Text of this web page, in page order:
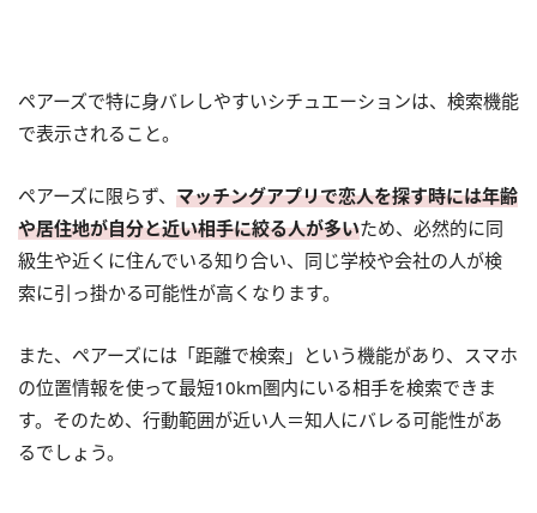
ペアーズで特に身バレしやすいシチュエーションは、検索機能
で表示されること。
ペアーズに限らず、 マッチングアプリで恋人を探す時には年齢
や居住地が自分と近い相手に絞る人が多いため、必然的に同
級生や近くに住んでいる知り合い、同じ学校や会社の人が検
索に引っ掛かる可能性が高くなります。
また、ペアーズには「距離で検索」という機能があり、スマホ
の位置情報を使って最短10km圏内にいる相手を検索できま
す。そのため、行動範囲が近い人＝知人にバレる可能性があ
るでしょう。